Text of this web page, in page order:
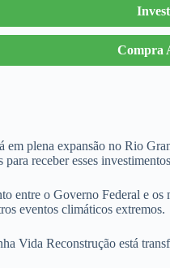
Compra
plena expansão no Rio
receber esses
entre o Governo Federal e
eventos climáticos extremos.
Vida Reconstrução está